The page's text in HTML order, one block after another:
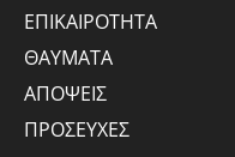
ΕΠΙΚΑΙΡΟΤΗΤΑ
ΘΑΥΜΑΤΑ
ΑΠΟΨΕΙΣ
ΠΡΟΣΕΥΧΕΣ